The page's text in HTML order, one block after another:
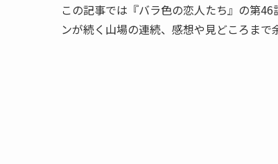
この記事では『バラ色の恋人たち』の第
ンが続く山場の連続、感想や見どころまで